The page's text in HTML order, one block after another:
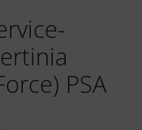
PSA